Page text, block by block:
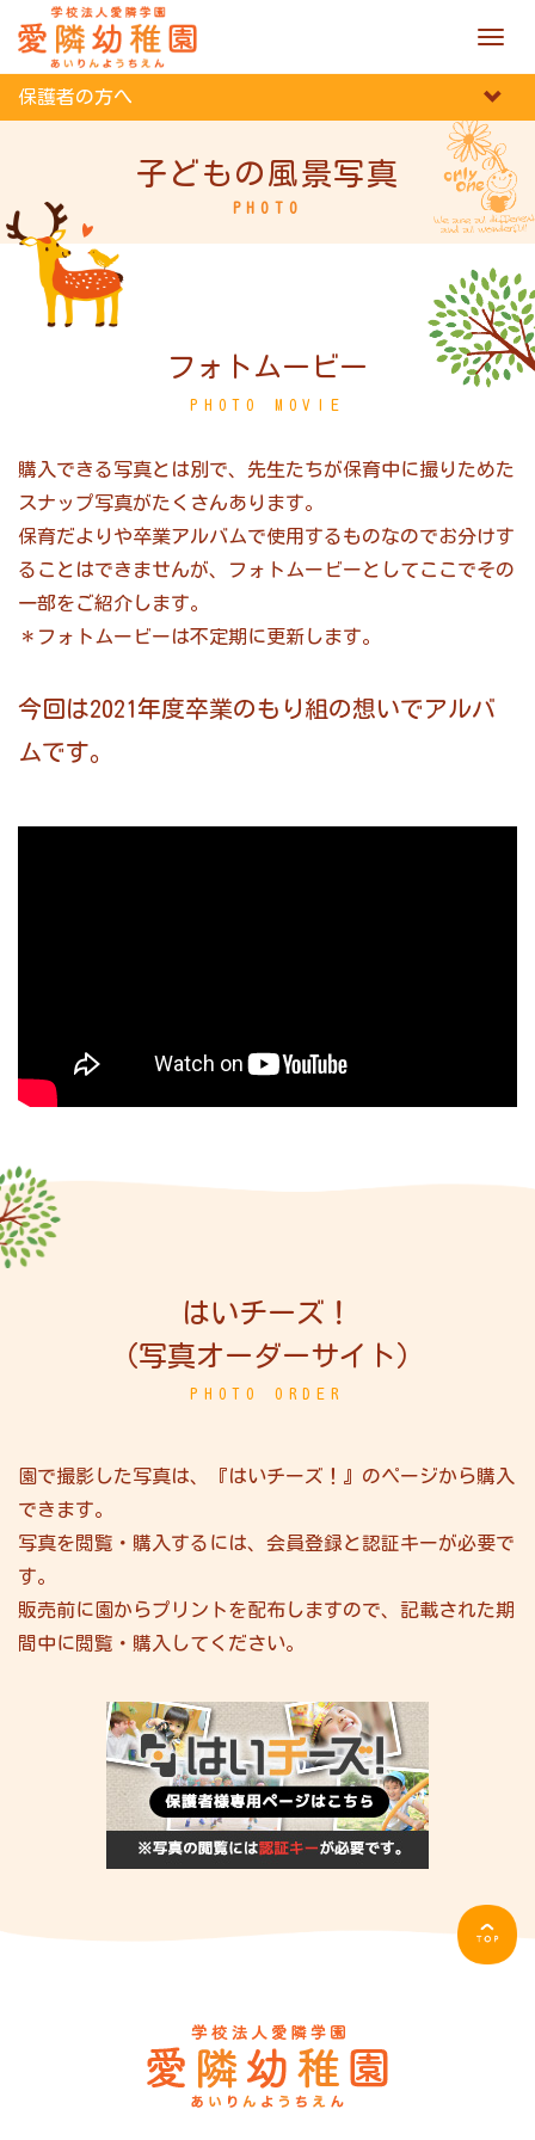
M
e
n
u
保護者の方へ
子どもの風景写真
PHOTO
フォトムービー
PHOTO MOVIE
購入できる写真とは別で、先生たちが保育中に撮りためた
スナップ写真がたくさんあります。
保育だよりや卒業アルバムで使用するものなのでお分けす
ることはできませんが、フォトムービーとしてここでその
一部をご紹介します。
＊フォトムービーは不定期に更新します。
今回は2021年度卒業のもり組の想いでアルバ
ムです。
はいチーズ！
（写真オーダーサイト）
PHOTO ORDER
園で撮影した写真は、『はいチーズ！』のページから購入
できます。
写真を閲覧・購入するには、会員登録と認証キーが必要で
す。
販売前に園からプリントを配布しますので、記載された期
間中に閲覧・購入してください。